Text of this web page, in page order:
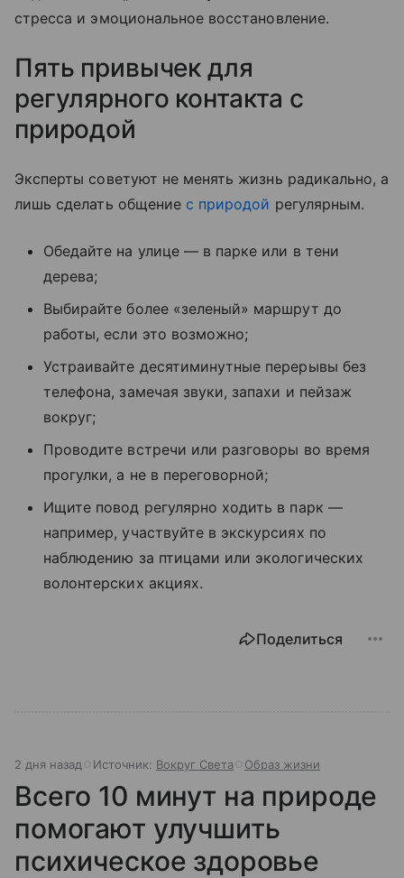
стресса и эмоциональное восстановление.
Пять привычек для
регулярного контакта с
природой
Эксперты советуют не менять жизнь радикально, а
лишь сделать общение с природой регулярным.
Обедайте на улице — в парке или в тени
дерева;
Выбирайте более «зеленый» маршрут до
работы, если это возможно;
Устраивайте десятиминутные перерывы без
телефона, замечая звуки, запахи и пейзаж
вокруг;
Проводите встречи или разговоры во время
прогулки, а не в переговорной;
Ищите повод регулярно ходить в парк —
например, участвуйте в экскурсиях по
наблюдению за птицами или экологических
волонтерских акциях.
Поделиться
2 дня назад Источник: Вокруг Света Образ жизни
Всего 10 минут на природе
помогают улучшить
психическое здоровье